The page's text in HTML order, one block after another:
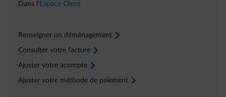
Dans l’ Espace Client
Renseigner un déménagement arrow-right
Consulter votre facture arrow-right
Ajuster votre acompte arrow-right
Ajuster votre méthode de paiement arrow-right